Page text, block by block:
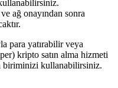
ağ onayından sonra
para yatırabilir veya
kripto satın alma hizmeti
biriminizi kullanabilirsiniz.